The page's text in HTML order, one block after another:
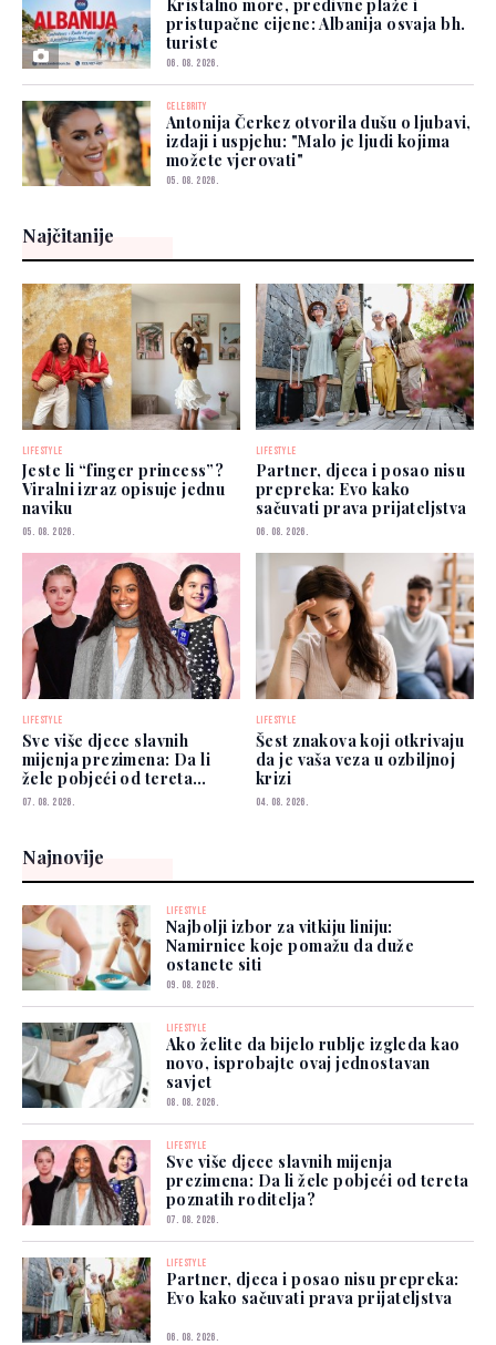
Kristalno more, predivne plaže i
pristupačne cijene: Albanija osvaja bh.
turiste
06. 08. 2026.
CELEBRITY
Antonija Čerkez otvorila dušu o ljubavi,
izdaji i uspjehu: "Malo je ljudi kojima
možete vjerovati"
05. 08. 2026.
Najčitanije
LIFESTYLE
Jeste li “finger princess”?
Viralni izraz opisuje jednu
naviku
05. 08. 2026.
LIFESTYLE
Partner, djeca i posao nisu
prepreka: Evo kako
sačuvati prava prijateljstva
06. 08. 2026.
LIFESTYLE
Sve više djece slavnih
mijenja prezimena: Da li
žele pobjeći od tereta
poznatih roditelja?
07. 08. 2026.
LIFESTYLE
Šest znakova koji otkrivaju
da je vaša veza u ozbiljnoj
krizi
04. 08. 2026.
Najnovije
LIFESTYLE
Najbolji izbor za vitkiju liniju:
Namirnice koje pomažu da duže
ostanete siti
09. 08. 2026.
LIFESTYLE
Ako želite da bijelo rublje izgleda kao
novo, isprobajte ovaj jednostavan
savjet
08. 08. 2026.
LIFESTYLE
Sve više djece slavnih mijenja
prezimena: Da li žele pobjeći od tereta
poznatih roditelja?
07. 08. 2026.
LIFESTYLE
Partner, djeca i posao nisu prepreka:
Evo kako sačuvati prava prijateljstva
06. 08. 2026.